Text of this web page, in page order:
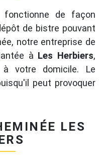
fonctionne de façon
de bistre pouvant
notre entreprise de
à Les Herbiers,
à votre domicile. Le
peut provoquer
LES